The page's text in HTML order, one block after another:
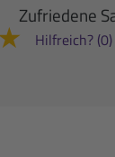
Zufriedene
★ Hilfreich? (0)